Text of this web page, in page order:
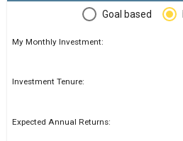
Goal based
My Monthly Investment:
Investment Tenure:
Expected Annual Returns: